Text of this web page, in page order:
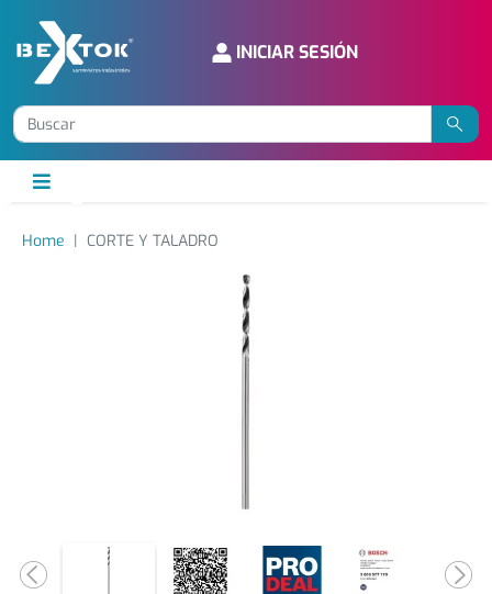
INICIAR SESIÓN
Home CORTE Y TALADRO